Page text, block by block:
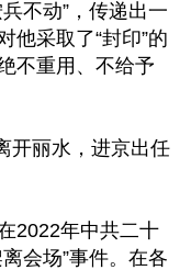
不动”，传递出一
他采取了“封印”的
不重用、不给予
开丽水，进京出任
2022年中共二十
会场”事件。在各